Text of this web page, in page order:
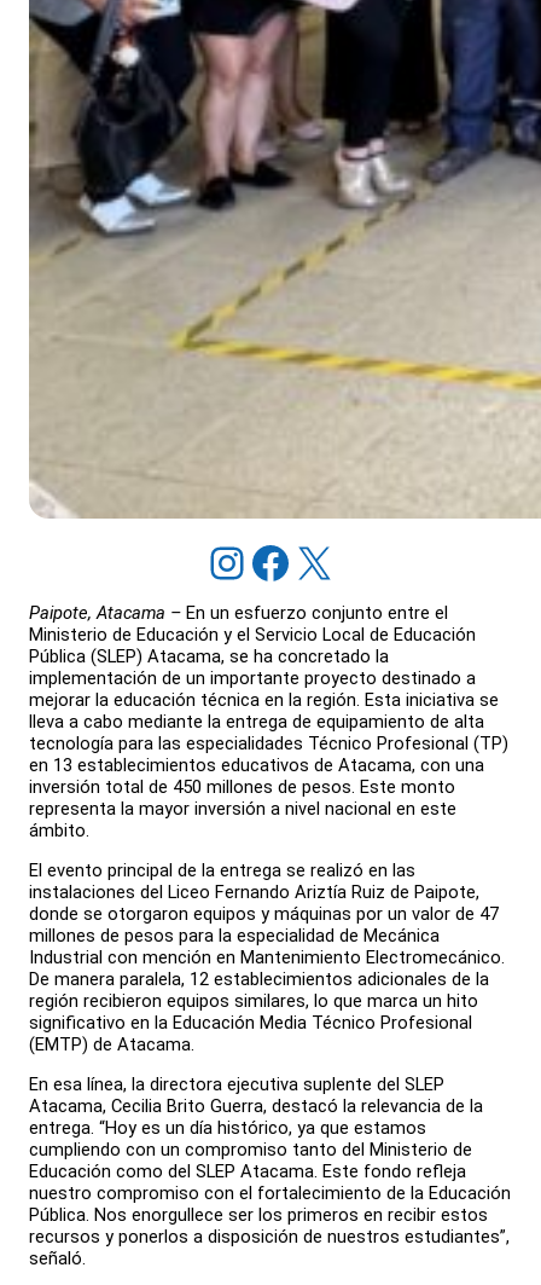
Instagram Facebook X
Paipote, Atacama – En un esfuerzo conjunto entre el
Ministerio de Educación y el Servicio Local de Educación
Pública (SLEP) Atacama, se ha concretado la
implementación de un importante proyecto destinado a
mejorar la educación técnica en la región. Esta iniciativa se
lleva a cabo mediante la entrega de equipamiento de alta
tecnología para las especialidades Técnico Profesional (TP)
en 13 establecimientos educativos de Atacama, con una
inversión total de 450 millones de pesos. Este monto
representa la mayor inversión a nivel nacional en este
ámbito.
El evento principal de la entrega se realizó en las
instalaciones del Liceo Fernando Ariztía Ruiz de Paipote,
donde se otorgaron equipos y máquinas por un valor de 47
millones de pesos para la especialidad de Mecánica
Industrial con mención en Mantenimiento Electromecánico.
De manera paralela, 12 establecimientos adicionales de la
región recibieron equipos similares, lo que marca un hito
significativo en la Educación Media Técnico Profesional
(EMTP) de Atacama.
En esa línea, la directora ejecutiva suplente del SLEP
Atacama, Cecilia Brito Guerra, destacó la relevancia de la
entrega. “Hoy es un día histórico, ya que estamos
cumpliendo con un compromiso tanto del Ministerio de
Educación como del SLEP Atacama. Este fondo refleja
nuestro compromiso con el fortalecimiento de la Educación
Pública. Nos enorgullece ser los primeros en recibir estos
recursos y ponerlos a disposición de nuestros estudiantes”,
señaló.